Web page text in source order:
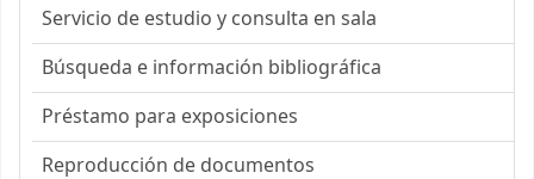
Servicio de estudio y consulta en sala
Búsqueda e información bibliográfica
Préstamo para exposiciones
Reproducción de documentos